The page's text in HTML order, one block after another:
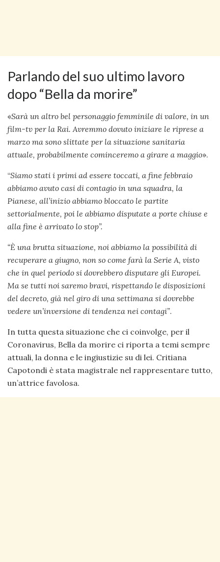
Parlando del suo ultimo lavoro
dopo “Bella da morire”
«Sarà un altro bel personaggio femminile di valore, in un
film-tv per la Rai. Avremmo dovuto iniziare le riprese a
marzo ma sono slittate per la situazione sanitaria
attuale, probabilmente cominceremo a girare a maggio».
“Siamo stati i primi ad essere toccati, a fine febbraio
abbiamo avuto casi di contagio in una squadra, la
Pianese, all’inizio abbiamo bloccato le partite
settorialmente, poi le abbiamo disputate a porte chiuse e
alla fine è arrivato lo stop”.
“È una brutta situazione, noi abbiamo la possibilità di
recuperare a giugno, non so come farà la Serie A, visto
che in quel periodo si dovrebbero disputare gli Europei.
Ma se tutti noi saremo bravi, rispettando le disposizioni
del decreto, già nel giro di una settimana si dovrebbe
vedere un’inversione di tendenza nei contagi”.
In tutta questa situazione che ci coinvolge, per il
Coronavirus, Bella da morire ci riporta a temi sempre
attuali, la donna e le ingiustizie su di lei. Critiana
Capotondi è stata magistrale nel rappresentare tutto,
un’attrice favolosa.